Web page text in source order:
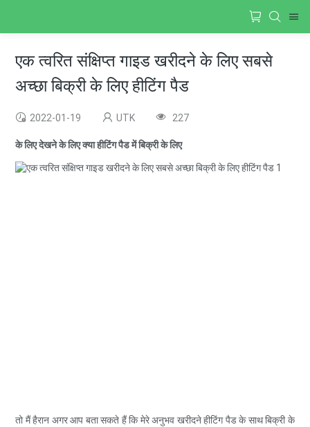
एक त्वरित संक्षिप्त गाइड खरीदने के लिए सबसे
अच्छा बिक्री के लिए हीटिंग पैड
2022-01-19 UTK 227
के लिए देखने के लिए क्या हीटिंग पैड में बिक्री के लिए
तो मैं हैरान अगर आप बता सकते हैं कि मेरे अनुभव खरीदने हीटिंग पैड के साथ बिक्री के